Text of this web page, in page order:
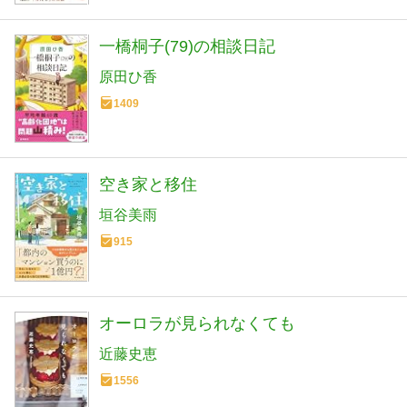
一橋桐子(79)の相談日記
原田ひ香
1409
空き家と移住
垣谷美雨
915
オーロラが見られなくても
近藤史恵
1556